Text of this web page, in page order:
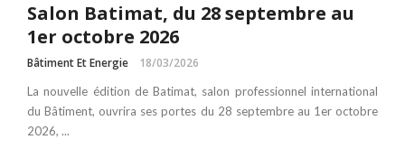
Salon Batimat, du 28 septembre au
1er octobre 2026
Bâtiment Et Energie 18/03/2026
La nouvelle édition de Batimat, salon professionnel international
du Bâtiment, ouvrira ses portes du 28 septembre au 1er octobre
2026, ...